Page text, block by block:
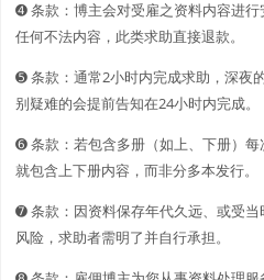
➍ 条款：博主会对受雇之资料内容进
任何不法内容，此类求助直接退款。
➎ 条款：通常2小时内完成求助，深夜
别疑难的会提前告知在24小时内完成。
➏ 条款：若包含多册（如上、下册）
就包含上下册内容，而非分多本发行。
➐ 条款：因资料保存年代久远、或受
风险，求助者需明了并自行承担。